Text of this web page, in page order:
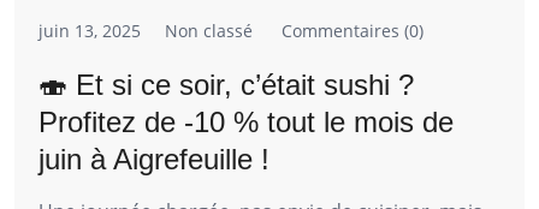
juin 13, 2025 Non classé Commentaires (0)
🍣 Et si ce soir, c’était sushi ?
Profitez de -10 % tout le mois de
juin à Aigrefeuille !